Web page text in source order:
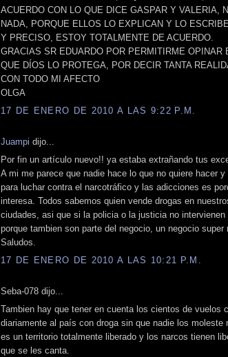
ACUERDO CON LO QUE DICE GASPAR Y VALERIA,
NADA, PORQUE ELLOS LO EXPLICAN Y LO
Y PRECISO, ESTOY TOTALMENTE DE ACUERDO.
GRACIAS SR EDUARDO POR PERMITIRME OPINAR
QUE DÍOS LO PROTEGA, POR DECIR TANTA
CON TODO MI AFECTO
OLGA
17 DE ENERO DE 2010 A LAS 9:22 P.M.
Juampi dijo...
Por fin un artículo nuevo!! ya estaba extrañando tus
A mi me parece que nadie hace lo que no quiere hacer
para luchar contra el narcotráfico y las adicciones es
interesa. Todos sabemos quien vende drogas en
ciudades, asi que si la policia o la justicia no intervienen
porque tambien son parte del negocio, un negocio super
Saludos.
17 DE ENERO DE 2010 A LAS 10:21 P.M.
Seba-078 dijo...
Tambien hay que tener en cuenta los cientos de vuelos
diariamente al país con droga sin que nadie los moleste
es un territorio totalmente liberado y los narcos tienen
que se les canta.